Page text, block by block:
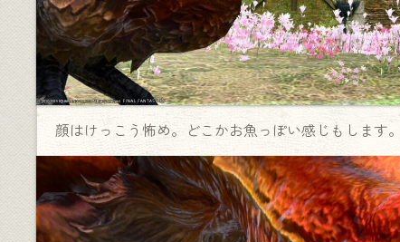
顔はけっこう怖め。どこかお魚っぽい感じもします。